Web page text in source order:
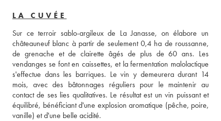
LA CUVÉE
Sur ce terroir sablo-argileux de La Janasse, on élabore un
châteauneuf blanc à partir de seulement 0,4 ha de roussanne,
de grenache et de clairette âgés de plus de 60 ans. Les
vendanges se font en caissettes, et la fermentation malolactique
s'effectue dans les barriques. Le vin y demeurera durant 14
mois, avec des bâtonnages réguliers pour le maintenir au
contact de ses lies qualitatives. Le résultat est un vin puissant et
équilibré, bénéficiant d'une explosion aromatique (pêche, poire,
vanille) et d'une belle acidité.